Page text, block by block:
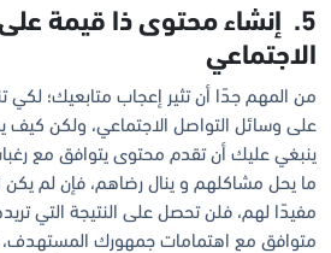
5. إنشاء محتوى ذا قيمة
الاجتماعي
من المهم جدًا أن تثير إعجاب متابعيك؛
على وسائل التواصل الاجتماعي، ولكن
ينبغي عليك أن تقدم محتوى يتوافق مع
ما يحل مشاكلهم و ينال رضاهم، فإن لم
مفيدًا لهم، فلن تحصل على النتيجة التي
متوافق مع اهتمامات جمهورك المستهدف،